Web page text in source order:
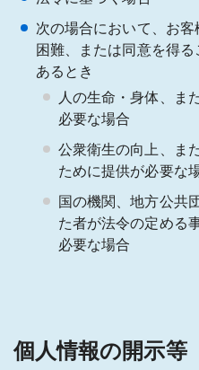
次の場合において、お
困難、または同意を得
あるとき
人の生命・身体、ま
必要な場合
公衆衛生の向上、ま
ために提供が必要な
国の機関、地方公共
た者が法令の定める
必要な場合
個人情報の開示等